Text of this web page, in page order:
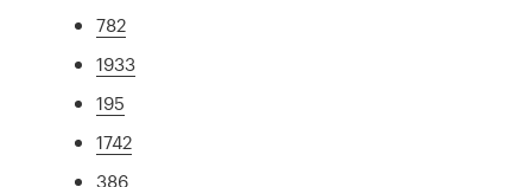
782
1933
195
1742
386